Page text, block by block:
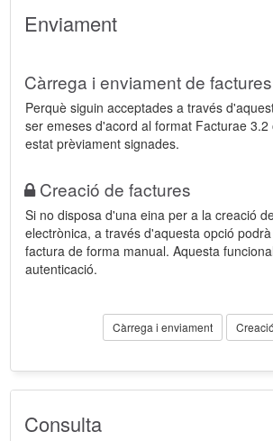
Enviament
Càrrega i enviament de factures
Perquè siguin acceptades a través
ser emeses d'acord al format Facturae
estat prèviament signades.
Creació de factures
Si no disposa d'una eina per a la creació
electrònica, a través d'aquesta opció
factura de forma manual. Aquesta
autenticació.
Càrrega i enviament Creació
Consulta